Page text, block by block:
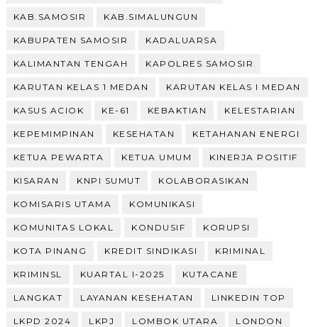
KAB.SAMOSIR KAB.SIMALUNGUN
KABUPATEN SAMOSIR KADALUARSA
KALIMANTAN TENGAH KAPOLRES SAMOSIR
KARUTAN KELAS 1 MEDAN KARUTAN KELAS I MEDAN
KASUS ACIOK KE-61 KEBAKTIAN KELESTARIAN
KEPEMIMPINAN KESEHATAN KETAHANAN ENERGI
KETUA PEWARTA KETUA UMUM KINERJA POSITIF
KISARAN KNPI SUMUT KOLABORASIKAN
KOMISARIS UTAMA KOMUNIKASI
KOMUNITAS LOKAL KONDUSIF KORUPSI
KOTA PINANG KREDIT SINDIKASI KRIMINAL
KRIMINSL KUARTAL I-2025 KUTACANE
LANGKAT LAYANAN KESEHATAN LINKEDIN TOP
LKPD 2024 LKPJ LOMBOK UTARA LONDON